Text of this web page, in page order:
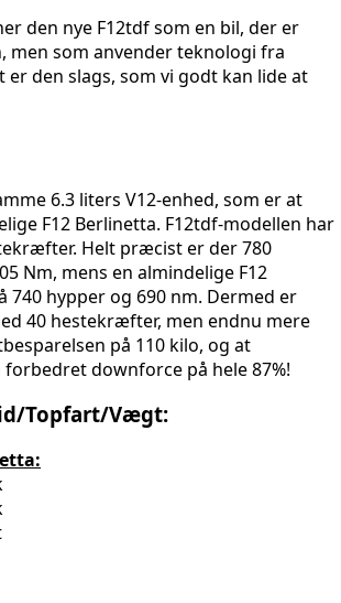
den nye F12tdf som en bil, der er
men som anvender teknologi fra
den slags, som vi godt kan lide at
6.3 liters V12-enhed, som er at
F12 Berlinetta. F12tdf-modellen har
Helt præcist er der 780
Nm, mens en almindelige F12
740 hypper og 690 nm. Dermed er
40 hestekræfter, men endnu mere
på 110 kilo, og at
forbedret downforce på hele 87%!
Topfart/Vægt: